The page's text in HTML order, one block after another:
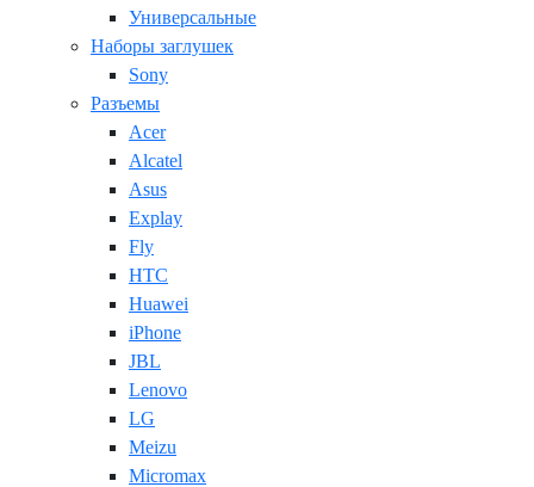
Универсальные
Наборы заглушек
Sony
Разъемы
Acer
Alcatel
Asus
Explay
Fly
HTC
Huawei
iPhone
JBL
Lenovo
LG
Meizu
Micromax